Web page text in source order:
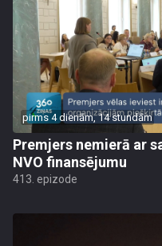
pirms 4 dienām, 14 stundām
Premjers nemierā ar
NVO finansējumu
413. epizode